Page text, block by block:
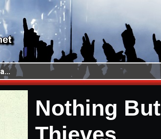
Nothing But